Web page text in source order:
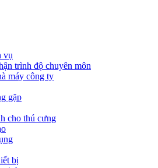
vụ
trình độ chuyên môn
máy công ty
gặp
cho thú cưng
bị